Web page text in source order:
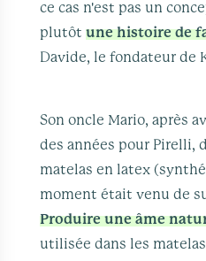
ce cas n'est pas un
plutôtune histoire de
Davide, le fondateur de
Son oncle Mario, après
des années pour Pirelli,
matelas en latex
moment était venu de
Produire une âme
utilisée dans les